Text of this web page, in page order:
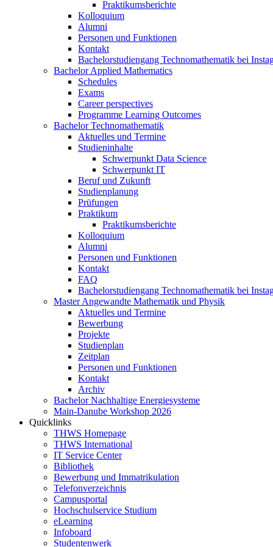
Praktikumsberichte
Kolloquium
Alumni
Personen und Funktionen
Kontakt
Bachelorstudiengang Technomathematik bei
Bachelor Applied Mathematics
Schedules
Exams
Career perspectives
Programme Learning Outcomes
Bachelor Technomathematik
Aktuelles und Termine
Studieninhalte
Schwerpunkt Data Science
Schwerpunkt IT
Beruf und Zukunft
Studienplanung
Prüfungen
Praktikum
Praktikumsberichte
Kolloquium
Alumni
Personen und Funktionen
Kontakt
FAQ
Bachelorstudiengang Technomathematik bei
Master Angewandte Mathematik und Physik
Aktuelles und Termine
Bewerbung
Projekte
Studienplan
Zeitplan
Personen und Funktionen
Kontakt
Archiv
Bachelor Nachhaltige Energiesysteme
Main-Danube Workshop 2026
Quicklinks
THWS Homepage
THWS International
IT Service Center
Bibliothek
Bewerbung und Immatrikulation
Telefonverzeichnis
Campusportal
Hochschulservice Studium
eLearning
Infoboard
Studentenwerk